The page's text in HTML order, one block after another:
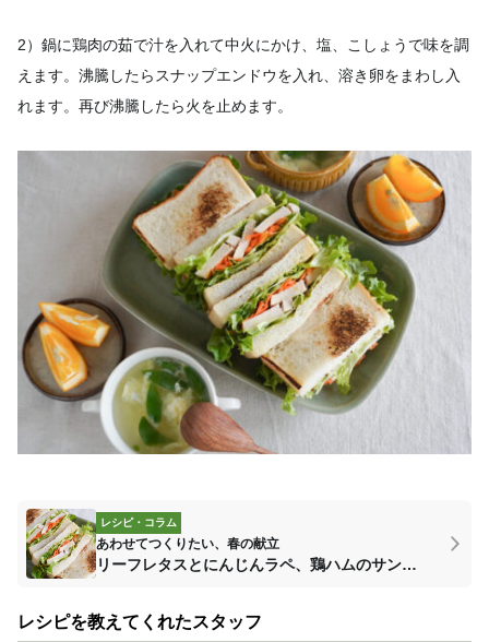
2）鍋に鶏肉の茹で汁を入れて中火にかけ、塩、こしょうで味を調
えます。沸騰したらスナップエンドウを入れ、溶き卵をまわし入
れます。再び沸騰したら火を止めます。
レシピ・コラム
あわせてつくりたい、春の献立
リーフレタスとにんじんラペ、鶏ハムのサンドイッチ
レシピを教えてくれたスタッフ